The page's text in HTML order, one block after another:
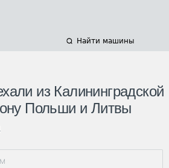
Найти машины
из Калининградской
Польши и Литвы